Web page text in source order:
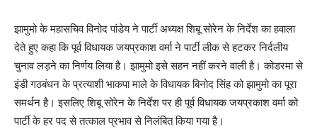
झामुमो के महासचिव विनोद पांडेय ने पार्टी अध्यक्ष शिबू सोरेन के निर्देश का हवाला
देते हुए कहा कि पूर्व विधायक जयप्रकाश वर्मा ने पार्टी लीक से हटकर निर्दलीय
चुनाव लड़ने का निर्णय लिया है। झामुमो इसे सहन नहीं करने वाली है। कोडरमा से
इंडी गठबंधन के प्रत्याशी भाकपा माले के विधायक बिनोद सिंह को झामुमो का पूरा
समर्थन है। इसलिए शिबू सोरेन के निर्देश पर ही पूर्व विधायक जयप्रकाश वर्मा को
पार्टी के हर पद से तत्काल प्रभाव से निलंबित किया गया है।